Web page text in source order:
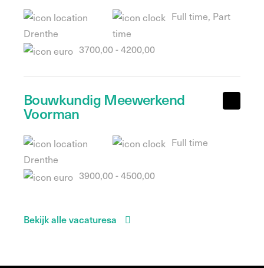
Drenthe
Full time, Part
time
3700,00 - 4200,00
Bouwkundig Meewerkend
Voorman
Drenthe
Full time
3900,00 - 4500,00
Bekijk alle vacaturesa